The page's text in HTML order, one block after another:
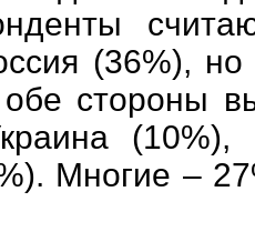
(36%),
обе стороны
Многие –